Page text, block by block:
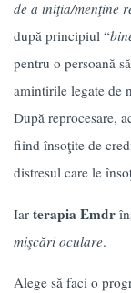
de a iniţia/menţine
după principiul “
pentru o persoană
amintirile legate de
După reprocesare,
fiind însoţite de
distresul care le
Iarterapia Emdr
mişcări oculare.
Alege să faci o